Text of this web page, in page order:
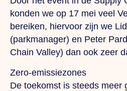
konden we op 17 mei veel
bereiken, hiervoor zijn we
(parkmanager) en Peter
Chain Valley) dan ook zeer
Zero-emissiezones
De toekomst is steeds meer